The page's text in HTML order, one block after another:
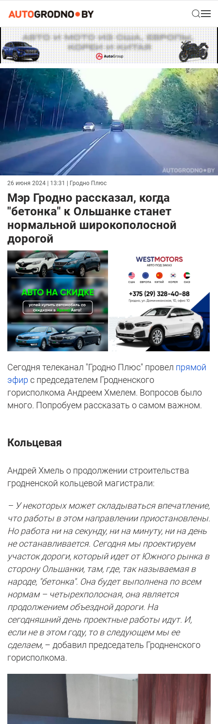
26 июня 2024 | 13:31 | Гродно Плюс
Мэр Гродно рассказал, когда
"бетонка" к Ольшанке станет
нормальной широкополосной
дорогой
Сегодня телеканал "Гродно Плюс" провел прямой
эфир с председателем Гродненского
горисполкома Андреем Хмелем. Вопросов было
много. Попробуем рассказать о самом важном.
Кольцевая
Андрей Хмель о продолжении строительства
гродненской кольцевой магистрали:
– У некоторых может складываться впечатление,
что работы в этом направлении приостановлены.
Но работа ни на секунду, ни на минуту, ни на день
не останавливается. Сегодня мы проектируем
участок дороги, который идет от Южного рынка в
сторону Ольшанки, там, где, так называемая в
народе, "бетонка". Она будет выполнена по всем
нормам – четырехполосная, она является
продолжением объездной дороги. На
сегодняшний день проектные работы идут. И,
если не в этом году, то в следующем мы ее
сделаем, – добавил председатель Гродненского
горисполкома.